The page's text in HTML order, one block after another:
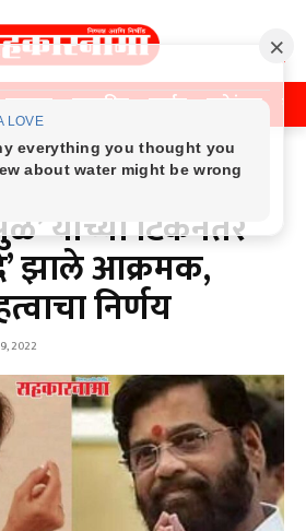
महाराष्ट्र राजकीय क्राईम मनोरंजन
यांच्या टिकेनंतर
झाले आक्रमक,
निर्णय
2022